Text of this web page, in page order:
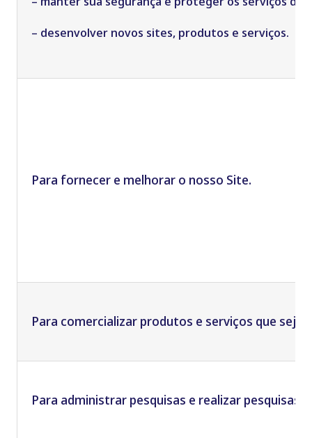
– desenvolver novos sites, produtos e serviços.
Para fornecer e melhorar o nosso Site.
Para comercializar produtos e serviços que
Para administrar pesquisas e realizar pesquisas